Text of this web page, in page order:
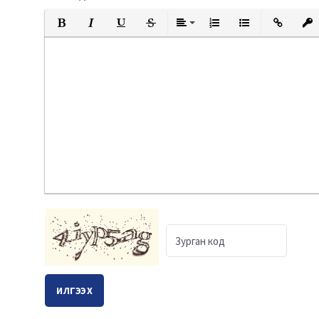
Bold Italic UnderlineStrikethrough
AlignOrdered ListUnordered List
Insert Link
ИЛГЭЭХ